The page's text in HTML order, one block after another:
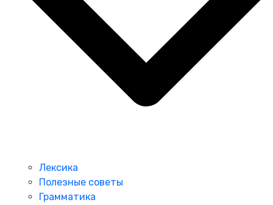
Лексика
Полезные советы
Грамматика